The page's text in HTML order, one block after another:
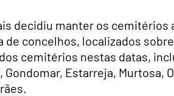
decidiu manter os
de concelhos, localizados
cemitérios nestas datas,
Estarreja, Murtosa,